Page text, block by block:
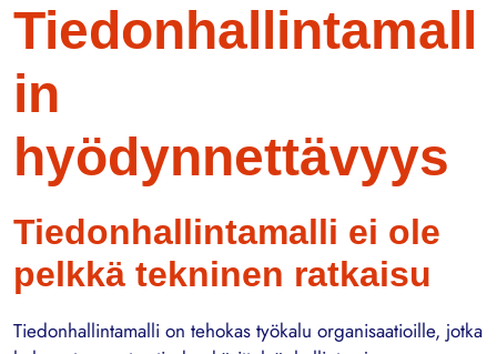
Tiedonhallintamall
in
hyödynnettävyys
Tiedonhallintamalli ei ole
pelkkä tekninen ratkaisu
Tiedonhallintamalli on tehokas työkalu organisaatioille, jotka